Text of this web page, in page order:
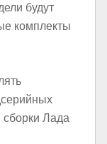
будут
комплекты
сборки Лада